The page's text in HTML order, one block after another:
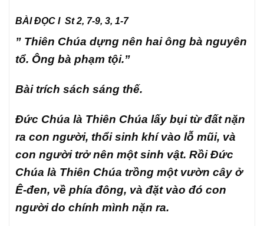
BÀI ĐỌC I St 2, 7-9, 3, 1-7
” Thiên Chúa dựng nên hai ông bà nguyên
tổ. Ông bà phạm tội.”
Bài trích sách sáng thế.
Đức Chúa là Thiên Chúa lấy bụi từ đất nặn
ra con người, thổi sinh khí vào lỗ mũi, và
con người trở nên một sinh vật. Rồi Đức
Chúa là Thiên Chúa trồng một vườn cây ở
Ê-đen, về phía đông, và đặt vào đó con
người do chính mình nặn ra.